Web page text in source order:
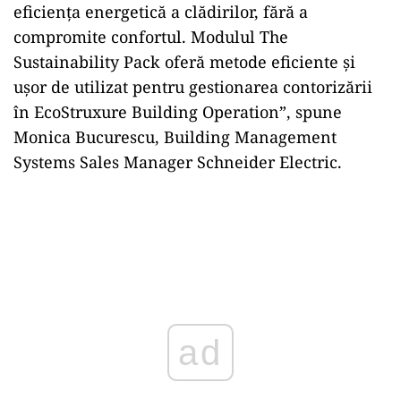
eficienţa energetică a clădirilor, fără a
compromite confortul. Modulul The
Sustainability Pack oferă metode eficiente şi
uşor de utilizat pentru gestionarea contorizării
în EcoStruxure Building Operation”, spune
Monica Bucurescu, Building Management
Systems Sales Manager Schneider Electric.
ad